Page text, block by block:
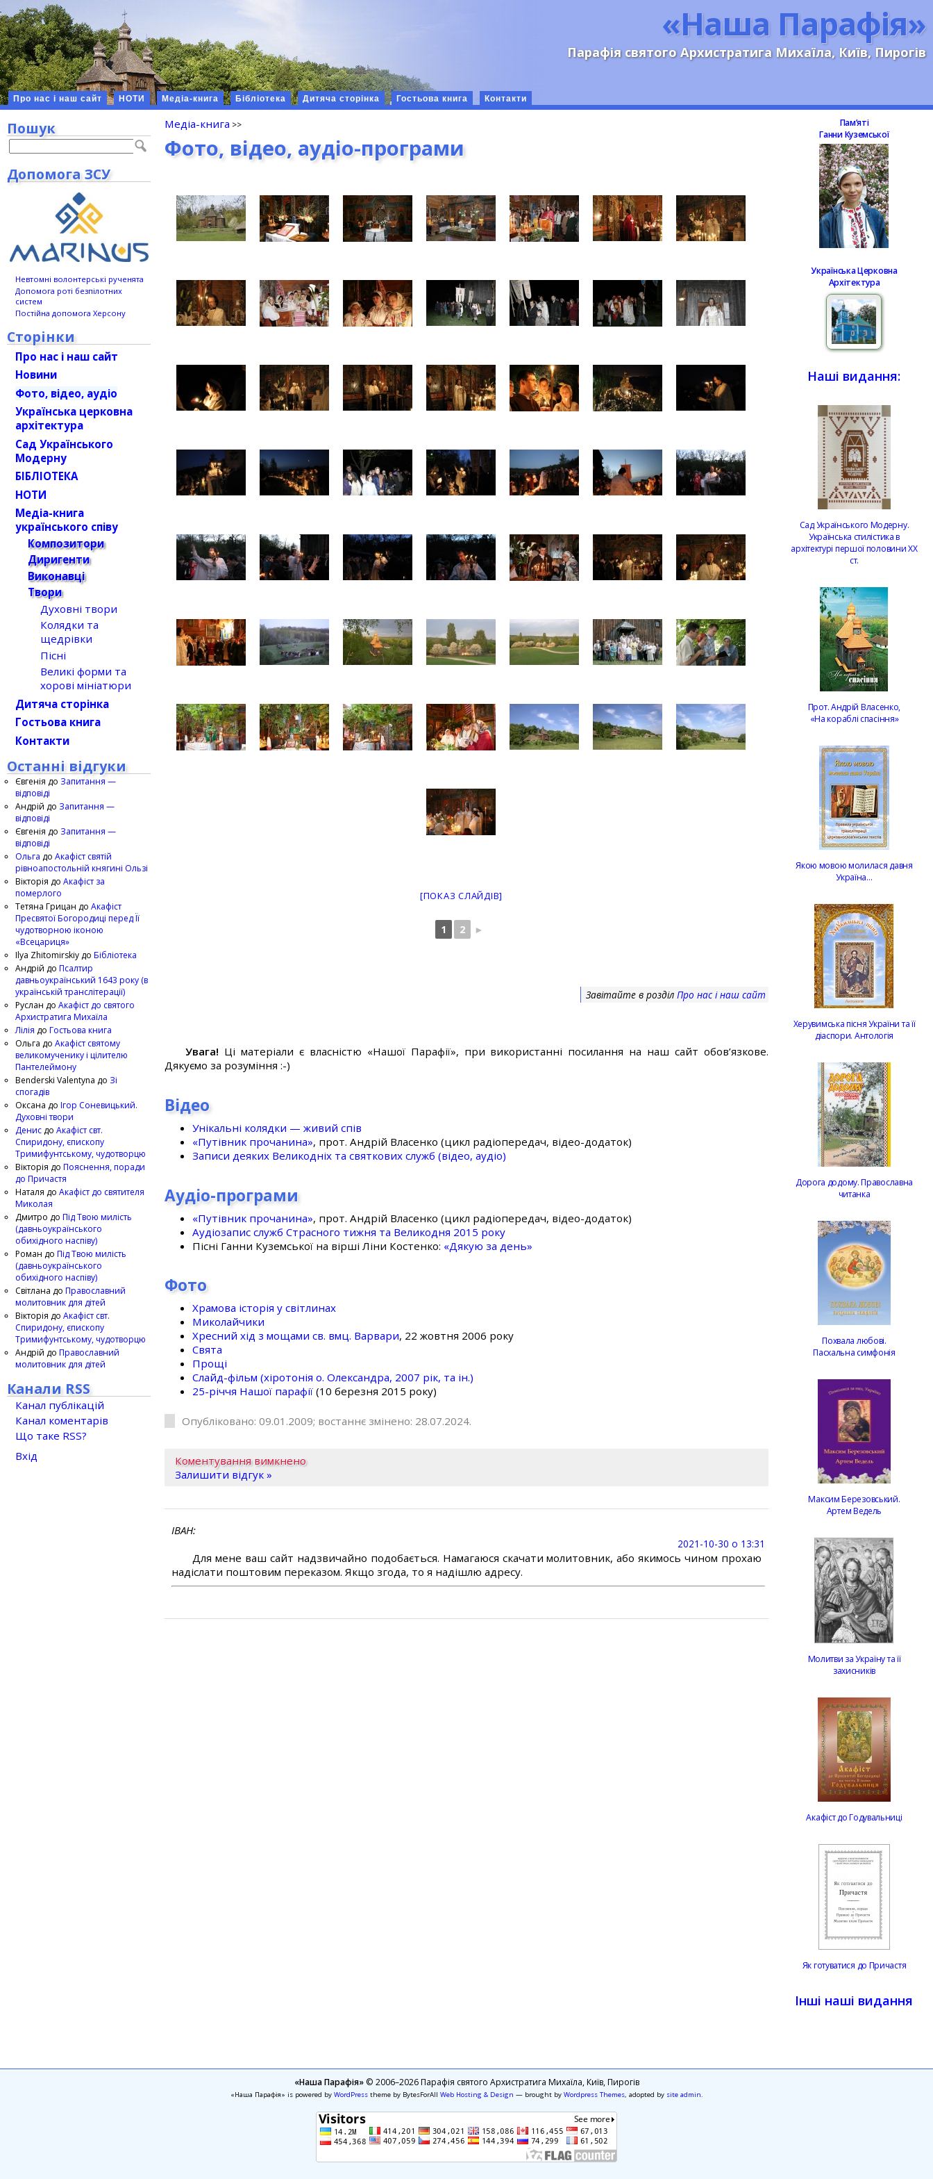
«Наша Парафія»
Парафія святого Архистратига Михаїла, Київ, Пирогів
Про нас і наш сайт НОТИ Медіа-книга Бібліотека Дитяча сторінка Гостьова книга Контакти
Медіа-книга
Фото, відео, аудіо-програми
[ПОКАЗ СЛАЙДІВ]
1 2 ►
Завітайте в розділ Про нас і наш сайт
Увага! Ці матеріали є власністю «Нашої Парафії», при використанні посилання на наш сайт обов’язкове.
Дякуємо за розуміння :-)
Відео
Унікальні колядки — живий спів
«Путівник прочанина», прот. Андрій Власенко (цикл радіопередач, відео-додаток)
Записи деяких Великодніх та святкових служб (відео, аудіо)
Аудіо-програми
«Путівник прочанина», прот. Андрій Власенко (цикл радіопередач, відео-додаток)
Аудіозапис служб Страсного тижня та Великодня 2015 року
Пісні Ганни Куземської на вірші Ліни Костенко: «Дякую за день»
Фото
Храмова історія у світлинах
Миколайчики
Хресний хід з мощами св. вмц. Варвари, 22 жовтня 2006 року
Свята
Прощі
Слайд-фільм (хіротонія о. Олександра, 2007 рік, та ін.)
25-рiччя Нашої парафiї (10 березня 2015 року)
Опубліковано: 09.01.2009; востаннє змінено: 28.07.2024.
Коментування вимкнено
Залишити відгук »
ІВАН
2021-10-30 о 13:31
Для мене ваш сайт надзвичайно подобається. Намагаюся скачати молитовник, або якимось чином прохаю
надіслати поштовим переказом. Якщо згода, то я надішлю адресу.
Пошук
Допомога ЗСУ
Невтомні волонтерські рученята
Допомога роті безпілотних
систем
Постійна допомога Херсону
Сторінки
Про нас і наш сайт
Новини
Фото, відео, аудіо
Українська церковна
архітектура
Сад Українського
Модерну
БІБЛІОТЕКА
НОТИ
Медіа-книга
українського співу
Композитори
Диригенти
Виконавці
Твори
Духовні твори
Колядки та
щедрівки
Пісні
Великі форми та
хорові мініатюри
Дитяча сторінка
Гостьова книга
Контакти
Останні відгуки
Євгенія до Запитання —
відповіді
Андрій до Запитання —
відповіді
Євгенія до Запитання —
відповіді
Ольга до Акафіст святій
рівноапостольній княгині Ользі
Вікторія до Акафіст за
померлого
Тетяна Грицан до Акафіст
Пресвятої Богородиці перед Її
чудотворною іконою
«Всецариця»
Ilya Zhitomirskiy до Бібліотека
Андрій до Псалтир
давньоукраїнський 1643 року (в
українській транслітерації)
Руслан до Акафіст до святого
Архистратига Михаїла
Лілія до Гостьова книга
Ольга до Акафіст святому
великомученику і цілителю
Пантелеймону
Benderski Valentyna до Зі
спогадів
Оксана до Ігор Соневицький.
Духовні твори
Денис до Акафіст свт.
Спиридону, єпископу
Тримифунтському, чудотворцю
Вікторія до Пояснення, поради
до Причастя
Наталя до Акафіст до святителя
Миколая
Дмитро до Під Твою милість
(давньоукраїнського
обихідного наспіву)
Роман до Під Твою милість
(давньоукраїнського
обихідного наспіву)
Світлана до Православний
молитовник для дітей
Вікторія до Акафіст свт.
Спиридону, єпископу
Тримифунтському, чудотворцю
Андрій до Православний
молитовник для дітей
Канали RSS
Канал публікацій
Канал коментарів
Що таке RSS?
Вхід
Памʼяті
Ганни Куземської
Українська Церковна
Архітектура
Наші видання:
Сад Українського Модерну.
Українська стилістика в
архітектурі першої половини ХХ
ст.
Прот. Андрій Власенко,
«На кораблі спасіння»
Якою мовою молилася давня
Україна…
Херувимська пісня України та її
діаспори. Антологія
Дорога додому. Православна
читанка
Похвала любові.
Пасхальна симфонія
Максим Березовський.
Артем Ведель
Молитви за Україну та її
захисників
Акафіст до Годувальниці
Як готуватися до Причастя
Інші наші видання
«Наша Парафія»© 2006–2026 Парафія святого Архистратига Михаїла, Київ, Пирогів
«Наша Парафія» is powered by WordPresstheme by BytesForAll Web Hosting & Design — brought by Wordpress Themes, adopted by site admin.